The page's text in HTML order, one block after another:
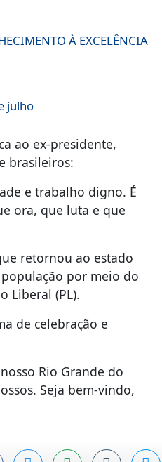
À EXCELÊNCIA
julho
ao ex-presidente,
brasileiros:
e trabalho digno. É
ora, que luta e que
retornou ao estado
por meio do
Liberal (PL).
de celebração e
Rio Grande do
Seja bem-vindo,